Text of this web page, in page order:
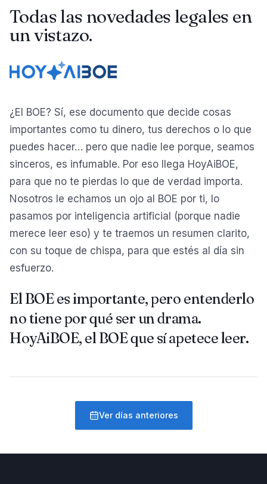
Todas las novedades legales en
un vistazo.
¿El BOE? Sí, ese documento que decide cosas
importantes como tu dinero, tus derechos o lo que
puedes hacer… pero que nadie lee porque, seamos
sinceros, es infumable. Por eso llega HoyAiBOE,
para que no te pierdas lo que de verdad importa.
Nosotros le echamos un ojo al BOE por ti, lo
pasamos por inteligencia artificial (porque nadie
merece leer eso) y te traemos un resumen clarito,
con su toque de chispa, para que estés al día sin
esfuerzo.
El BOE es importante, pero entenderlo
no tiene por qué ser un drama.
HoyAiBOE, el BOE que sí apetece leer.
Ver días anteriores